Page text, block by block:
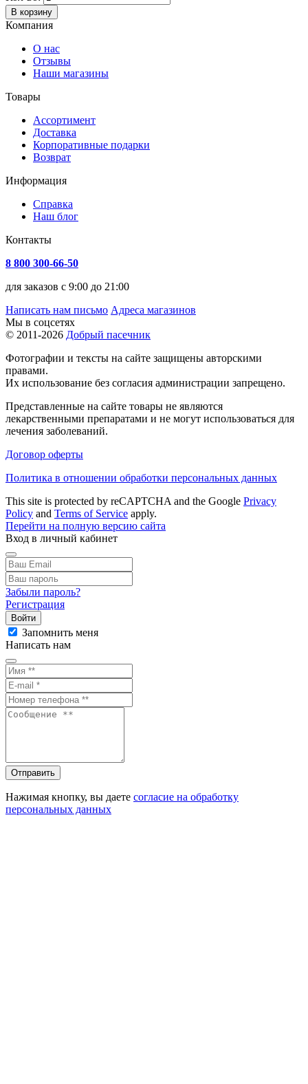
В корзину
Компания
О нас
Отзывы
Наши магазины
Товары
Ассортимент
Доставка
Корпоративные подарки
Возврат
Информация
Справка
Наш блог
Контакты
8 800 300-66-50
для заказов с 9:00 до 21:00
Написать нам письмо Адреса магазинов
Мы в соцсетях
© 2011-2026 Добрый пасечник
Фотографии и тексты на сайте защищены авторскими
правами.
Их использование без согласия администрации запрещено.
Представленные на сайте товары не являются
лекарственными препаратами и не могут использоваться для
лечения заболеваний.
Договор оферты
Политика в отношении обработки персональных данных
This site is protected by reCAPTCHA and the Google Privacy
Policy and Terms of Service apply.
Перейти на полную версию сайта
Вход в личный кабинет
Забыли пароль?
Регистрация
Войти
Запомнить меня
Написать нам
Отправить
Нажимая кнопку, вы даете согласие на обработку
персональных данных